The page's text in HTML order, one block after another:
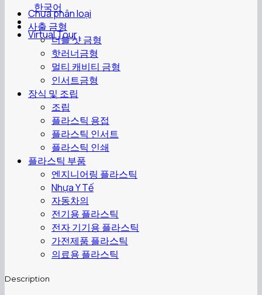
한국어
Virtual Tour
Chưa phân loại
사출 금형
더블 샷 금형
핫러너금형
멀티 캐비티 금형
인서트금형
장식 및 조립
조립
플라스틱 용접
플라스틱 인서트
플라스틱 인쇄
플라스틱 부품
엔지니어링 플라스틱
Nhựa Y Tế
자동차의
전기용 플라스틱
전자 기기용 플라스틱
가전제품 플라스틱
의료용 플라스틱
Description